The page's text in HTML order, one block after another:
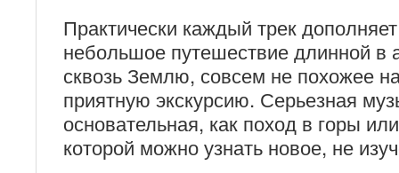
Практически каждый трек
небольшое путешествие длинной в
сквозь Землю, совсем не похожее
приятную экскурсию. Серьезная
основательная, как поход в горы
которой можно узнать новое, не